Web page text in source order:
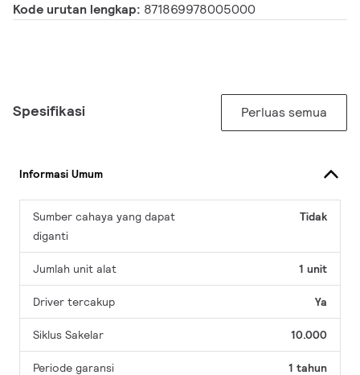
Kode urutan lengkap: 871869978005000
Spesifikasi Perluas semua
Informasi Umum
Sumber cahaya yang dapat
diganti
Tidak
Jumlah unit alat 1 unit
Driver tercakup Ya
Siklus Sakelar 10.000
Periode garansi 1 tahun